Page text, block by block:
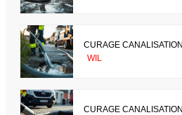
CURAGE
WIL
CURAGE CANALISATION